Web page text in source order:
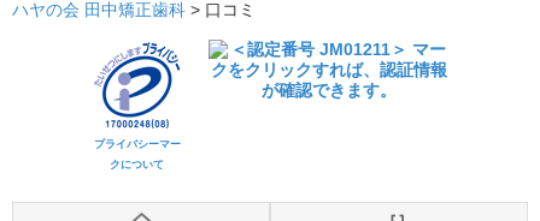
ハヤの会 田中矯正歯科 > 口コミ
プライバシーマー
クについて